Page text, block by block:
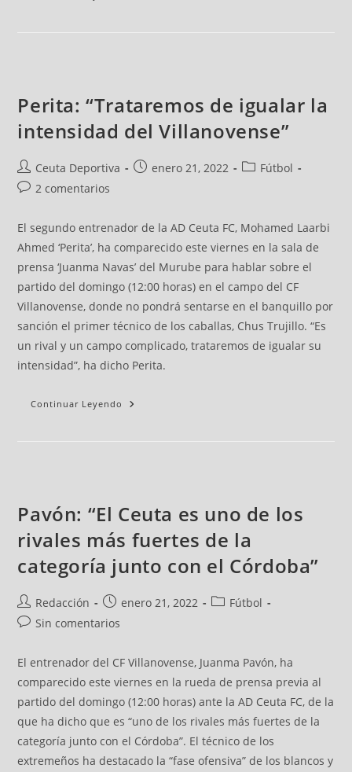
Perita: “Trataremos de igualar la
intensidad del Villanovense”
Ceuta Deportiva enero 21, 2022
Fútbol
2 comentarios
El segundo entrenador de la AD Ceuta FC, Mohamed Laarbi
Ahmed ‘Perita’, ha comparecido este viernes en la sala de
prensa ‘Juanma Navas’ del Murube para hablar sobre el
partido del domingo (12:00 horas) en el campo del CF
Villanovense, donde no pondrá sentarse en el banquillo por
sanción el primer técnico de los caballas, Chus Trujillo. “Es
un rival y un campo complicado, trataremos de igualar su
intensidad”, ha dicho Perita.
Continuar Leyendo
Pavón: “El Ceuta es uno de los
rivales más fuertes de la
categoría junto con el Córdoba”
Redacción enero 21, 2022
Fútbol
Sin comentarios
El entrenador del CF Villanovense, Juanma Pavón, ha
comparecido este viernes en la rueda de prensa previa al
partido del domingo (12:00 horas) ante la AD Ceuta FC, de la
que ha dicho que es “uno de los rivales más fuertes de la
categoría junto con el Córdoba”. El técnico de los
extremeños ha destacado la “fase ofensiva” de los blancos y